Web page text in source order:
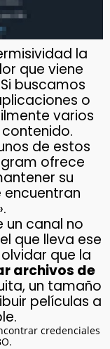
la
que viene
buscamos
o
varios
de estos
ofrece
su
un canal no
que lleva ese
que la
archivos de
un tamaño
películas a
credenciales